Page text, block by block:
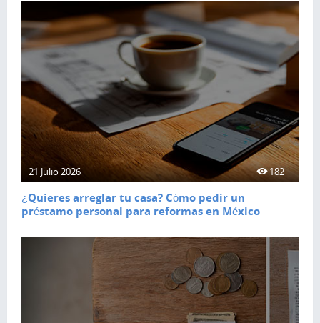
21 Julio 2026 182
¿Quieres arreglar tu casa? Cómo pedir un
préstamo personal para reformas en México